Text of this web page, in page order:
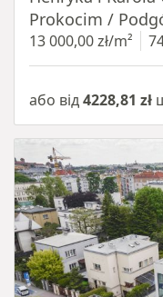
Prokocim /
13 000,00 zł/m²
або від4228,81 zł